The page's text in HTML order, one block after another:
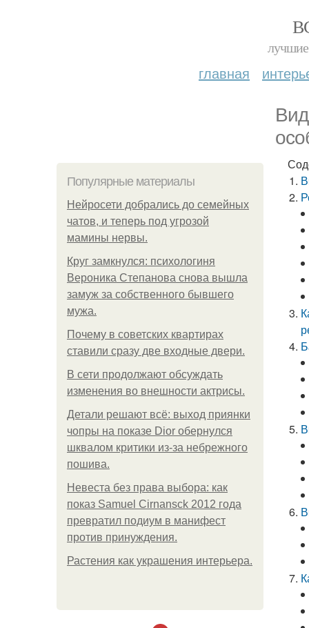
лучшие
главная
Популярные материалы
Нейросети добрались до семейных
чатов, и теперь под угрозой
мамины нервы.
Круг замкнулся: психологиня
Вероника Степанова снова вышла
замуж за собственного бывшего
мужа.
Почему в советских квартирах
ставили сразу две входные двери.
В сети продолжают обсуждать
изменения во внешности актрисы.
Детали решают всё: выход приянки
чопры на показе Dior обернулся
шквалом критики из-за небрежного
пошива.
Невеста без права выбора: как
показ Samuel Cirnansck 2012 года
превратил подиум в манифест
против принуждения.
Растения как украшения интерьера.